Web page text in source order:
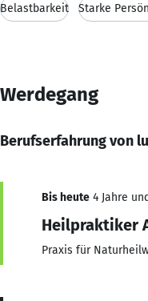
Belastbarkeit Starke
Werdegang
Berufserfahrung von
Bis heute 4 Jahre
Heilpraktiker
Praxis für